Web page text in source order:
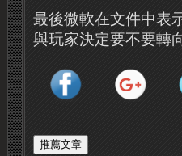
最後微軟在文件中表
與玩家決定要不要轉